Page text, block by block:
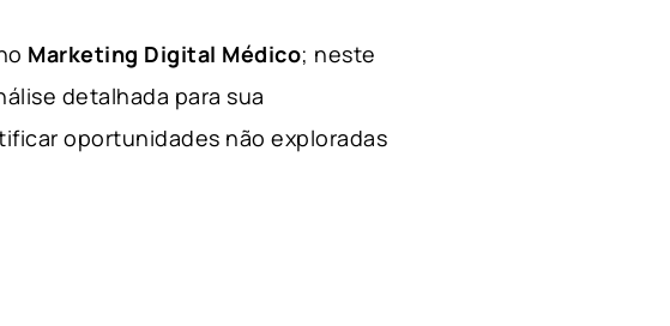
Marketing Digital Médico; neste
detalhada para sua
oportunidades não exploradas